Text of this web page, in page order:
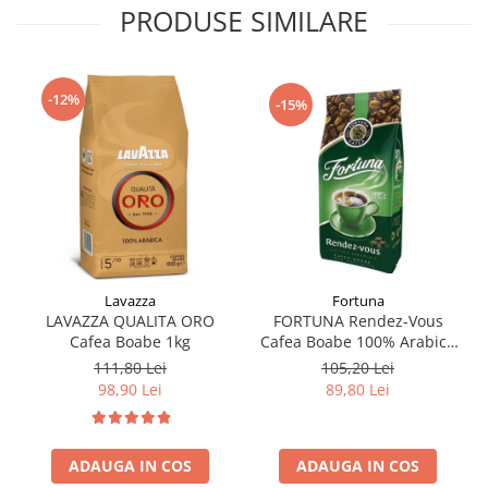
PRODUSE SIMILARE
-12%
Lavazza
LAVAZZA QUALITA ORO
Cafea Boabe 1kg
111,80 Lei
98,90 Lei
ADAUGA IN COS
-15%
Fortuna
FORTUNA Rendez-Vous
Cafea Boabe 100% Arabica
1Kg
105,20 Lei
89,80 Lei
ADAUGA IN COS